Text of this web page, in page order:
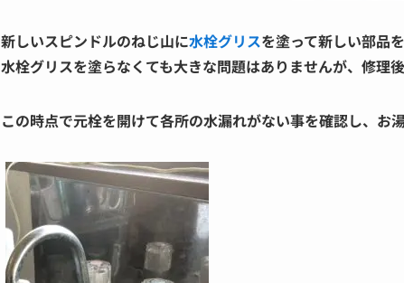
新しいスピンドルのねじ山に水栓グリスを塗って新しい部品を
水栓グリスを塗らなくても大きな問題はありませんが、修理
この時点で元栓を開けて各所の水漏れがない事を確認し、お